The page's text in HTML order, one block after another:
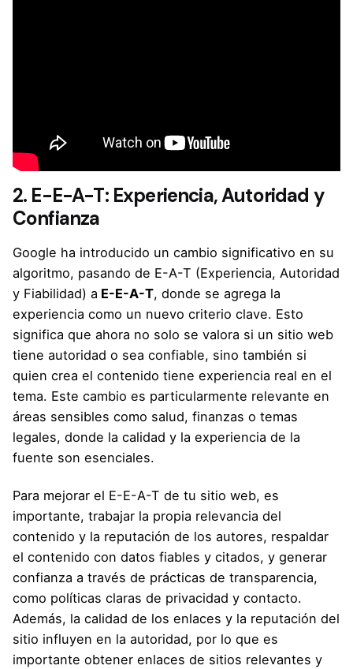
2. E-E-A-T: Experiencia, Autoridad y
Confianza
Google ha introducido un cambio significativo en su
algoritmo, pasando de E-A-T (Experiencia, Autoridad
y Fiabilidad) a E-E-A-T, donde se agrega la
experiencia como un nuevo criterio clave. Esto
significa que ahora no solo se valora si un sitio web
tiene autoridad o sea confiable, sino también si
quien crea el contenido tiene experiencia real en el
tema. Este cambio es particularmente relevante en
áreas sensibles como salud, finanzas o temas
legales, donde la calidad y la experiencia de la
fuente son esenciales.
Para mejorar el E-E-A-T de tu sitio web, es
importante, trabajar la propia relevancia del
contenido y la reputación de los autores, respaldar
el contenido con datos fiables y citados, y generar
confianza a través de prácticas de transparencia,
como políticas claras de privacidad y contacto.
Además, la calidad de los enlaces y la reputación del
sitio influyen en la autoridad, por lo que es
importante obtener enlaces de sitios relevantes y